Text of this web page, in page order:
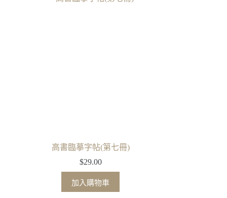
高書臨摹字帖(第七冊)
$29.00
加入購物車